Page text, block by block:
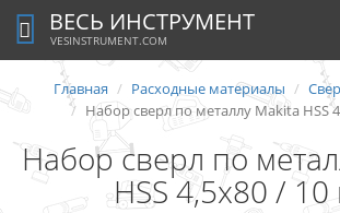
ВЕСЬ ИНСТРУМЕНТ
VESINSTRUMENT.COM
Главная Расходные материалы
Набор сверл по металлу Makita HSS
Набор сверл по
HSS 4,5x80 /